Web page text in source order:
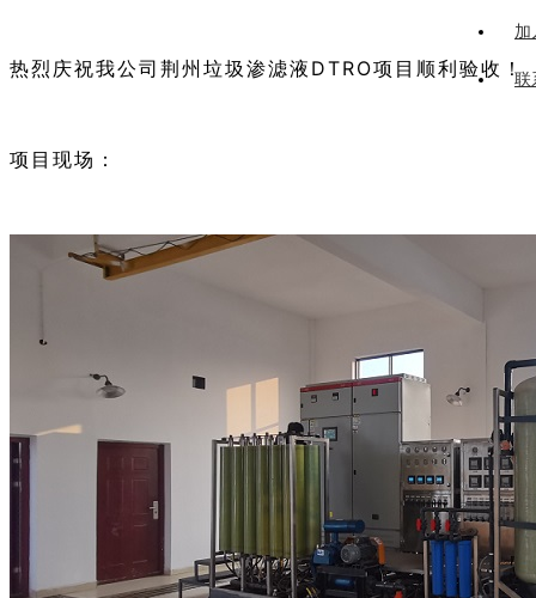
加
联
热烈庆祝我公司荆州垃圾渗滤液DTRO项目顺利验收！
项目现场：